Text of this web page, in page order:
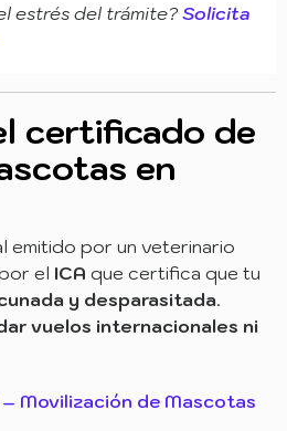
estrés del trámite?Solicita
certificado de
en
emitido por un veterinario
el ICA que certifica que tu
y desparasitada.
vuelos internacionales ni
– Movilización de Mascotas